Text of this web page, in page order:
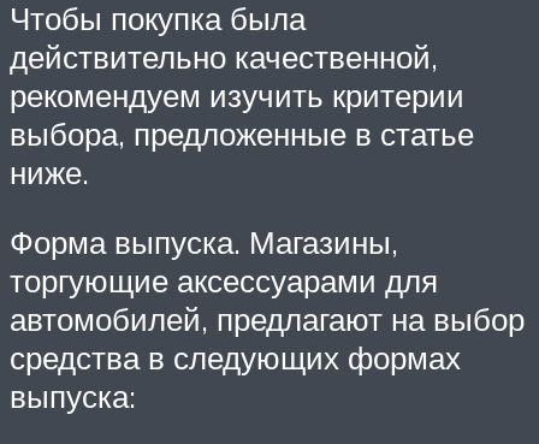
Чтобы покупка была
действительно качественной,
рекомендуем изучить критерии
выбора, предложенные в статье
ниже.
Форма выпуска. Магазины,
торгующие аксессуарами для
автомобилей, предлагают на выбор
средства в следующих формах
выпуска: